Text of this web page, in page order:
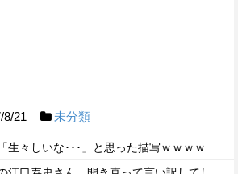
8/21 未分類
生々しいな･･･」と思った描写ｗｗｗｗ